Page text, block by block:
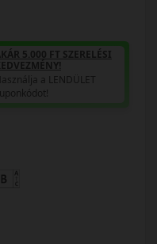
5.000 FT SZERELÉSI
a LENDÜLET